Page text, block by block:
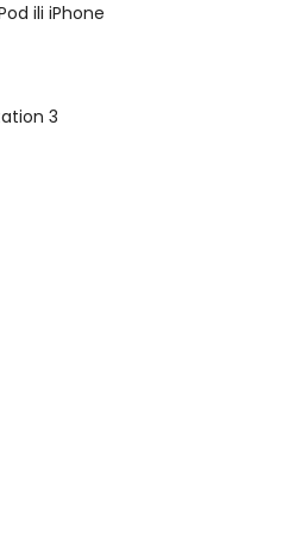
ili iPhone
3